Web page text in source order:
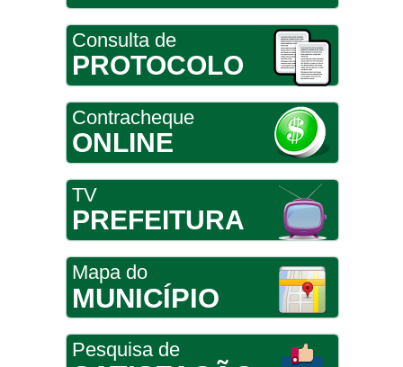
Consulta de
PROTOCOLO
Contracheque
ONLINE
TV
PREFEITURA
Mapa do
MUNICÍPIO
Pesquisa de